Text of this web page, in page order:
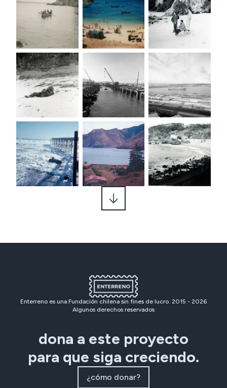
Enterreno es una Fundación chilena sin fines de lucro. 2015 - 2026
Algunos derechos reservados
dona a este proyecto
para que siga creciendo.
¿cómo donar?